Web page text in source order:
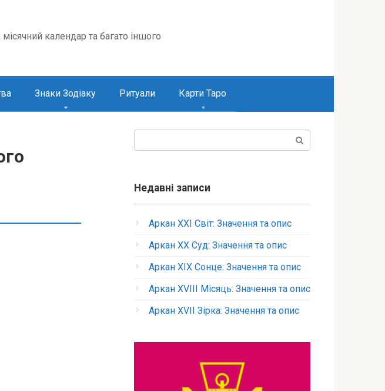
календар та багато іншого
Знаки Зодіаку Ритуали Карти Таро
Недавні записи
Аркан XXI Світ: Значення та опис
Аркан XX Суд: Значення та опис
Аркан XIX Сонце: Значення та опис
Аркан XVIII Місяць: Значення та опис
Аркан XVII Зірка: Значення та опис